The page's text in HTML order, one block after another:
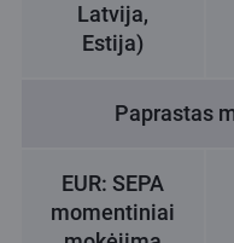
Latvija,
Estija)
Paprastas
EUR: SEPA
momentiniai